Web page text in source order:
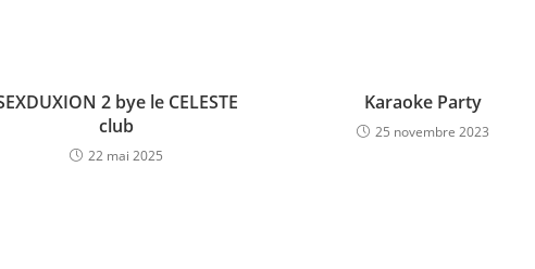
2 bye le CELESTE
club
22 mai 2025
Karaoke Party
25 novembre 2023